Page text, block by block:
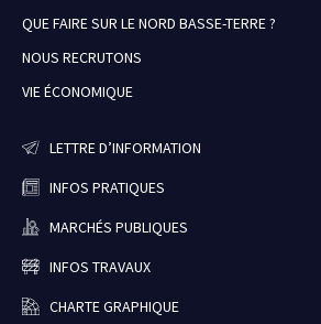
QUE FAIRE SUR LE NORD BASSE-TERRE ?
NOUS RECRUTONS
VIE ÉCONOMIQUE
LETTRE D’INFORMATION
INFOS PRATIQUES
MARCHÉS PUBLIQUES
INFOS TRAVAUX
CHARTE GRAPHIQUE